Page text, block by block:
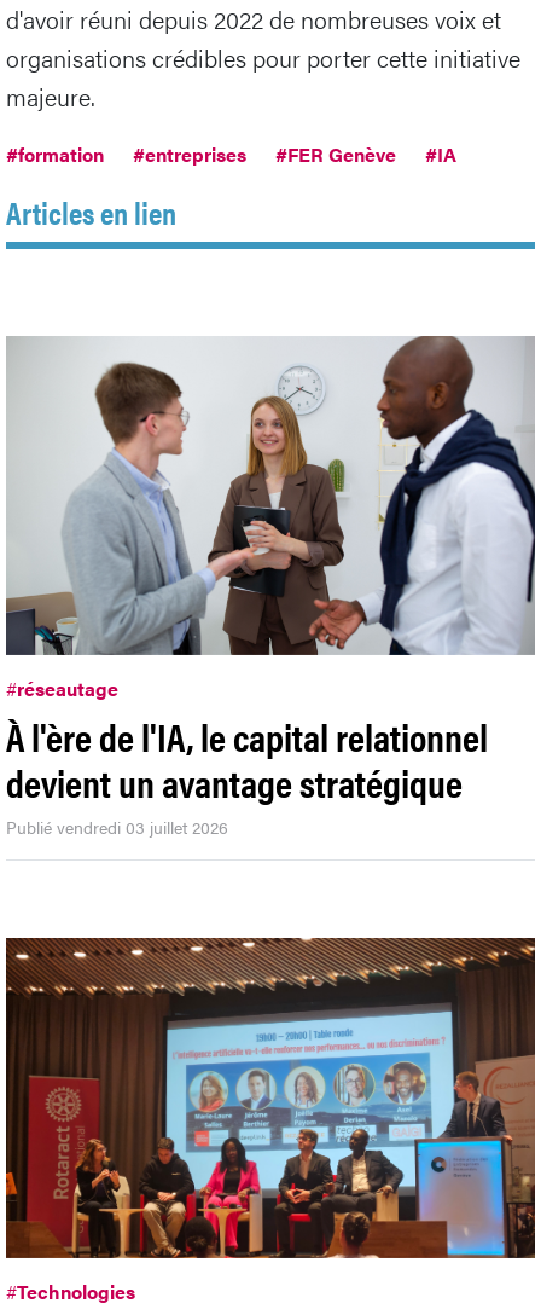
d'avoir réuni depuis 2022 de nombreuses voix et
organisations crédibles pour porter cette initiative
majeure.
#formation #entreprises #FER Genève #IA
Articles en lien
#réseautage
À l'ère de l'IA, le capital relationnel
devient un avantage stratégique
Publié vendredi 03 juillet 2026
#Technologies